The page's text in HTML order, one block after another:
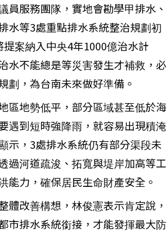
員服務團隊，實地會勘學甲排水、
水等3處重點排水系統整治規劃初
案納入中央4年1000億治水計
水不能總是等災害發生才補救，必
劃，為台南未來做好準備。
區地勢低平，部分區域甚至低於海
遇到短時強降雨，就容易出現積淹
示，3處排水系統仍有部分渠段未
過河道疏浚、拓寬與堤岸加高等工
能力，確保居民生命財產安全。
體改善構想，林俊憲表示肯定說，
市排水系統銜接，才能發揮最大防